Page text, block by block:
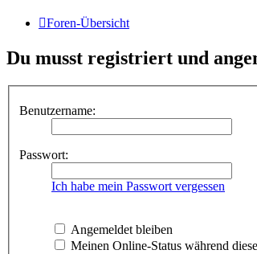
Foren-Übersicht
Du musst registriert und
Benutzername:
Passwort:
Ich habe mein Passwort vergessen
Angemeldet bleiben
Meinen Online-Status während